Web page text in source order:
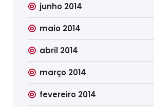
junho 2014
maio 2014
abril 2014
março 2014
fevereiro 2014